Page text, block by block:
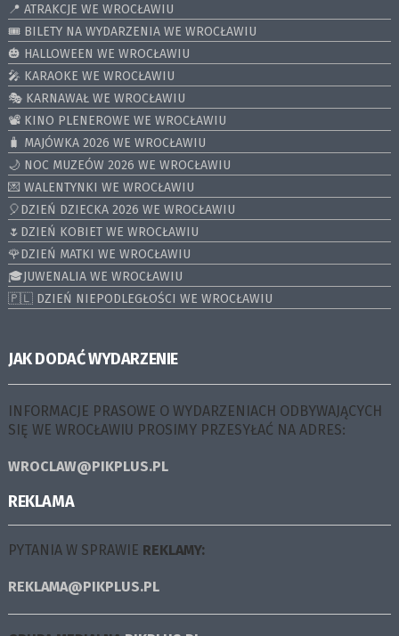
📍 ATRAKCJE WE WROCŁAWIU
🎟️ BILETY NA WYDARZENIA WE WROCŁAWIU
🎃 HALLOWEEN WE WROCŁAWIU
🎤 KARAOKE WE WROCŁAWIU
🎭 KARNAWAŁ WE WROCŁAWIU
📽️ KINO PLENEROWE WE WROCŁAWIU
🧳 MAJÓWKA 2026 WE WROCŁAWIU
🌙 NOC MUZEÓW 2026 WE WROCŁAWIU
💌 WALENTYNKI WE WROCŁAWIU
🎈DZIEŃ DZIECKA 2026 WE WROCŁAWIU
🌷DZIEŃ KOBIET WE WROCŁAWIU
🌹DZIEŃ MATKI WE WROCŁAWIU
🎓JUWENALIA WE WROCŁAWIU
🇵🇱 DZIEŃ NIEPODLEGŁOŚCI WE WROCŁAWIU
JAK DODAĆ WYDARZENIE
INFORMACJE PRASOWE O WYDARZENIACH ODBYWAJĄCYCH
SIĘ WE WROCŁAWIU PROSIMY PRZESYŁAĆ NA ADRES:
WROCLAW@PIKPLUS.PL
REKLAMA
PYTANIA W SPRAWIE REKLAMY:
REKLAMA@PIKPLUS.PL